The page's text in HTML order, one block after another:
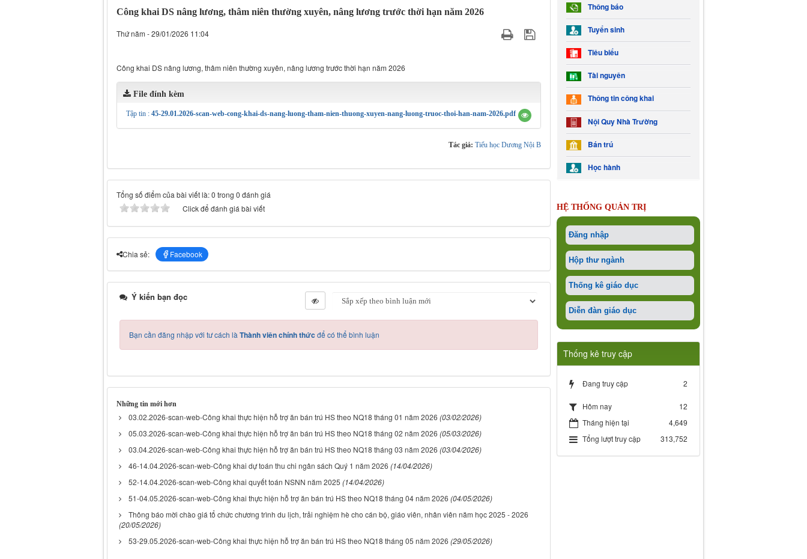
Công khai DS nâng lương, thâm niên thường xuyên, nâng lương trước thời hạn năm 2026
Thứ năm - 29/01/2026 11:04
Công khai DS nâng lương, thâm niên thường xuyên, nâng lương trước thời hạn năm 2026
File đính kèm
Tập tin : 45-29.01.2026-scan-web-cong-khai-ds-nang-luong-tham-nien-thuong-xuyen-nang-luong-truoc-thoi-han-nam-2026.pdf
Tác giả: Tiểu học Dương Nội B
Tổng số điểm của bài viết là: 0 trong 0 đánh giá
Click để đánh giá bài viết
Chia sẻ: Facebook
Ý kiến bạn đọc
Bạn cần đăng nhập với tư cách là Thành viên chính thứcđể có thể bình luận
Những tin mới hơn
03.02.2026-scan-web-Công khai thực hiện hỗ trợ ăn bán trú HS theo NQ18 tháng 01 năm 2026 (03/02/2026)
05.03.2026-scan-web-Công khai thực hiện hỗ trợ ăn bán trú HS theo NQ18 tháng 02 năm 2026 (05/03/2026)
03.04.2026-scan-web-Công khai thực hiện hỗ trợ ăn bán trú HS theo NQ18 tháng 03 năm 2026 (03/04/2026)
46-14.04.2026-scan-web-Công khai dự toán thu chi ngân sách Quý 1 năm 2026 (14/04/2026)
52-14.04.2026-scan-web-Công khai quyết toán NSNN năm 2025 (14/04/2026)
51-04.05.2026-scan-web-Công khai thực hiện hỗ trợ ăn bán trú HS theo NQ18 tháng 04 năm 2026 (04/05/2026)
Thông báo mời chào giá tổ chức chương trình du lịch, trải nghiệm hè cho cán bộ, giáo viên, nhân viên năm học 2025 - 2026
(20/05/2026)
53-29.05.2026-scan-web-Công khai thực hiện hỗ trợ ăn bán trú HS theo NQ18 tháng 05 năm 2026 (29/05/2026)
Thông báo
Tuyển sinh
Tiêu biểu
Tài nguyên
Thông tin công khai
Nội Quy Nhà Trường
Bán trú
Học hành
HỆ THỐNG QUẢN TRỊ
Đăng nhập
Hộp thư ngành
Thống kê giáo dục
Diễn đàn giáo dục
Thống kê truy cập
Đang truy cập 2
Hôm nay
12
Tháng hiện tại
4,649
Tổng lượt truy cập
313,752